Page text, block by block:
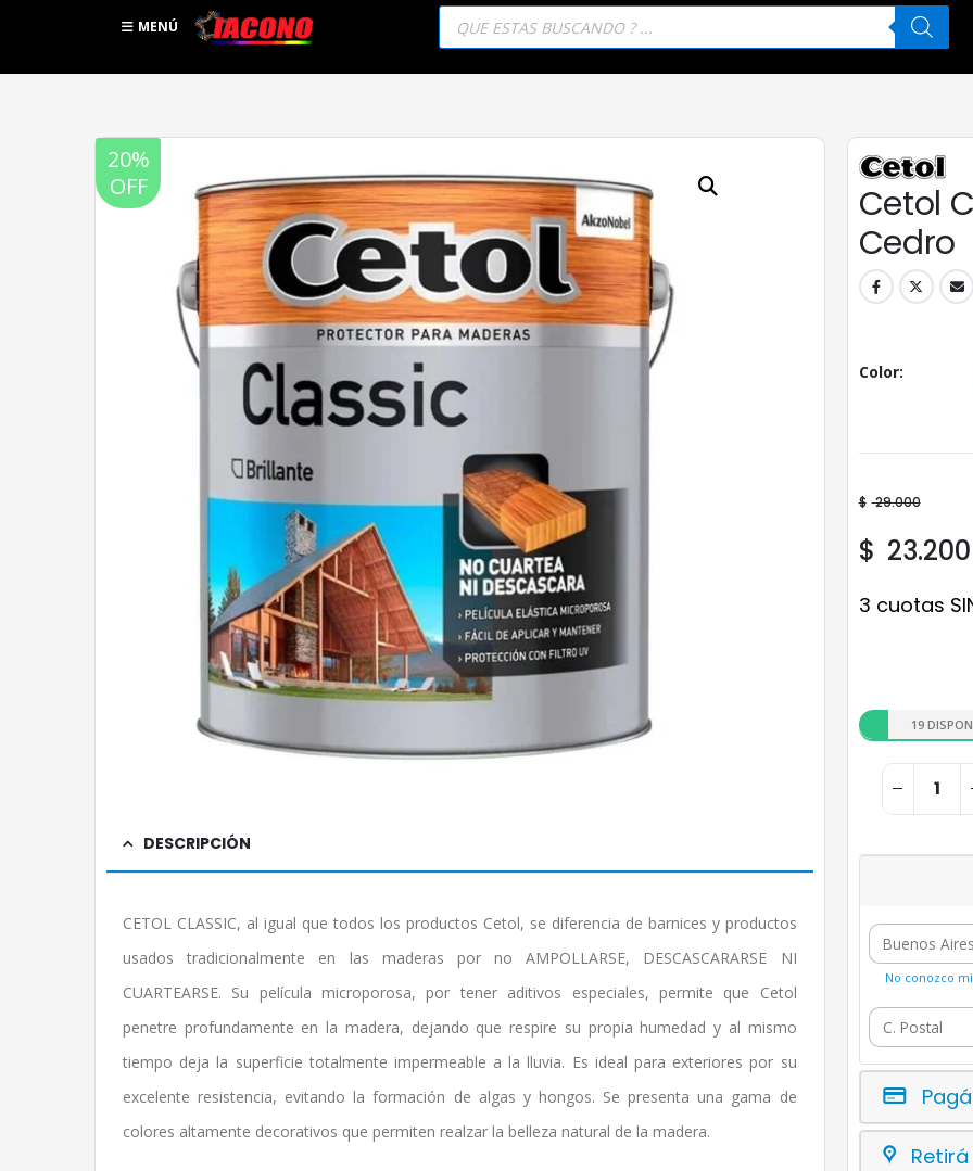
MENÚ
Búsqueda
productos
20%
OFF
DESCRIPCIÓN
CETOL CLASSIC, al igual que todos los productos Cetol, se diferencia de barnices y productos
usados tradicionalmente en las maderas por no AMPOLLARSE, DESCASCARARSE NI
CUARTEARSE. Su película microporosa, por tener aditivos especiales, permite que Cetol
penetre profundamente en la madera, dejando que respire su propia humedad y al mismo
tiempo deja la superficie totalmente impermeable a la lluvia. Es ideal para exteriores por su
excelente resistencia, evitando la formación de algas y hongos. Se presenta una gama de
colores altamente decorativos que permiten realzar la belleza natural de la madera.
Cetol
Cedro
Color
$ 29.000
$ 23.200
3 cuotas
19
No conozco